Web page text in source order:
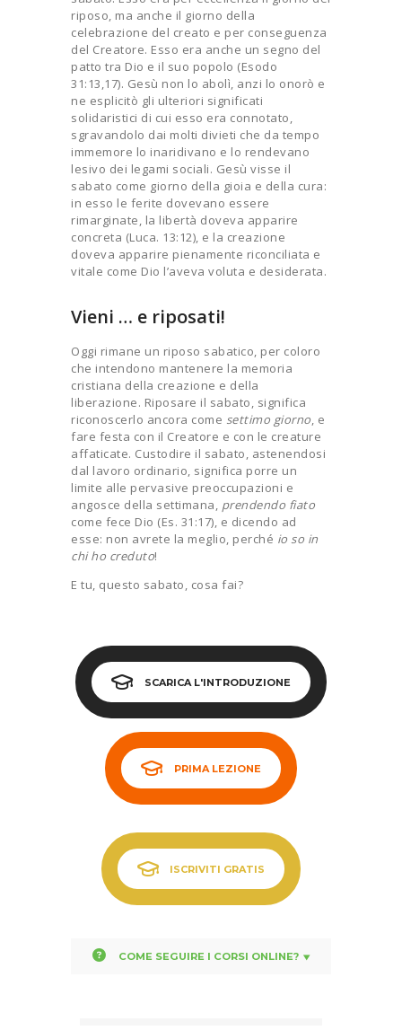
riposo, ma anche il giorno della
celebrazione del creato e per conseguenza
del Creatore. Esso era anche un segno del
patto tra Dio e il suo popolo (Esodo
31:13,17). Gesù non lo abolì, anzi lo onorò e
ne esplicitò gli ulteriori significati
solidaristici di cui esso era connotato,
sgravandolo dai molti divieti che da tempo
immemore lo inaridivano e lo rendevano
lesivo dei legami sociali. Gesù visse il
sabato come giorno della gioia e della cura:
in esso le ferite dovevano essere
rimarginate, la libertà doveva apparire
concreta (Luca. 13:12), e la creazione
doveva apparire pienamente riconciliata e
vitale come Dio l’aveva voluta e desiderata.
Vieni … e riposati!
Oggi rimane un riposo sabatico, per coloro
che intendono mantenere la memoria
cristiana della creazione e della
liberazione. Riposare il sabato, significa
riconoscerlo ancora come settimo giorno, e
fare festa con il Creatore e con le creature
affaticate. Custodire il sabato, astenendosi
dal lavoro ordinario, significa porre un
limite alle pervasive preoccupazioni e
angosce della settimana, prendendo fiato
come fece Dio (Es. 31:17), e dicendo ad
esse: non avrete la meglio, perché io so in
chi ho creduto!
E tu, questo sabato, cosa fai?
SCARICA L'INTRODUZIONE
PRIMA LEZIONE
ISCRIVITI GRATIS
COME SEGUIRE I CORSI ONLINE?